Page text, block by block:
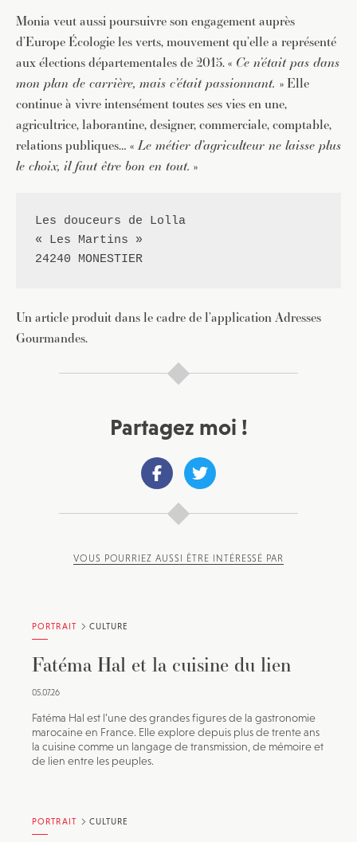
Monia veut aussi poursuivre son engagement auprès
d’Europe Écologie les verts, mouvement qu’elle a représenté
aux élections départementales de 2015. « Ce n’était pas dans
mon plan de carrière, mais c’était passionnant. » Elle
continue à vivre intensément toutes ses vies en une,
agricultrice, laborantine, designer, commerciale, comptable,
relations publiques… «Le métier d’agriculteur ne laisse plus
le choix, il faut être bon en tout. »
Les douceurs de Lolla
« Les Martins »
24240 MONESTIER
Un article produit dans le cadre de l’application Adresses
Gourmandes.
Partagez moi !
VOUS POURRIEZ AUSSI ÊTRE INTÉRESSÉ PAR
PORTRAIT CULTURE
Fatéma Hal et la cuisine du lien
05.07.26
Fatéma Hal est l’une des grandes figures de la gastronomie
marocaine en France. Elle explore depuis plus de trente ans
la cuisine comme un langage de transmission, de mémoire et
de lien entre les peuples.
PORTRAIT CULTURE